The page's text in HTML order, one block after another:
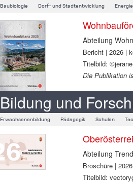
Baubiologie Dorf- und Stadtentwicklung Energie
Abteilung
Bericht | 2026 |
Titelbild:
Die Publikation
Bildung und
Erwachsenenbildung Pädagogik Schulen
Abteilung
Broschüre |
Titelbild: